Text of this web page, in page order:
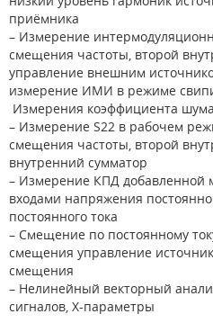
приёмника
– Измерение
смещения частоты, второй
управление внешним
измерение ИМИ в режиме
Измерения коэффициента шума
– Измерение S22 в рабочем
смещения частоты, второй
внутренний сумматор
– Измерение КПД добавленной
входами напряжения
постоянного тока
– Смещение по постоянному
смещения управление
смещения
– Нелинейный векторный
сигналов, X-параметры